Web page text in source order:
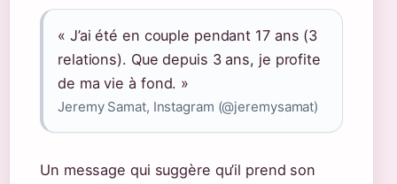
« J’ai été en couple pendant 17 ans (3
relations). Que depuis 3 ans, je profite
de ma vie à fond. »
Jeremy Samat, Instagram (@jeremysamat)
Un message qui suggère qu’il prend son